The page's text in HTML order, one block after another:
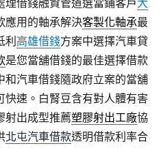
借錢融資管道選當鋪客戶大
應用的軸承解決客製化軸承最
高雄借錢方案中選擇汽車貸
是您當舖借錢的最佳選擇借款
和汽車借錢隨政府立案的當舖
快速。白腎豆含有對人體有害
射出成型推薦塑膠射出工廠協
北屯汽車借款透明借款利率合